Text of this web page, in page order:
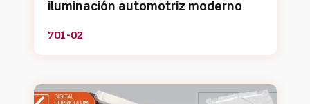
iluminación automotriz moderno
701-02